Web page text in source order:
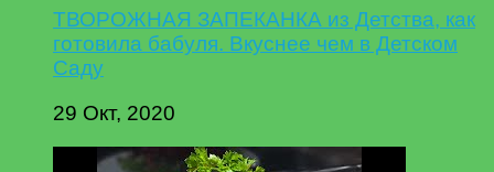
ТВОРОЖНАЯ ЗАПЕКАНКА из Детства, как
готовила бабуля. Вкуснее чем в Детском
Саду
29 Окт, 2020